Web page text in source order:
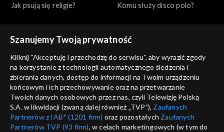
Jak psują się religie?
Komu służy disco polo?
Tanie dranie
Czy wolność ma przyszłość?
Tanie dranie
Mistyka dla każdego?
Szanujemy Twoją prywatność
Kliknij "Akceptuję i przechodzę do serwisu", aby wyrazić zgody
na korzystanie z technologii automatycznego śledzenia i
zbierania danych, dostęp do informacji na Twoim urządzeniu
końcowym i ich przechowywanie oraz na przetwarzanie
Twoich danych osobowych przez nas, czyli Telewizję Polską
S.A. w likwidacji (zwaną dalej również „TVP”), Zaufanych
Partnerów z IAB* (1201 firm) oraz pozostałych Zaufanych
Partnerów TVP (93 firm), w celach marketingowych (w tym do